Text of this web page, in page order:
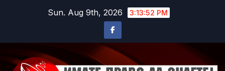
Sun. Aug 9th, 2026 3:13:55 PM